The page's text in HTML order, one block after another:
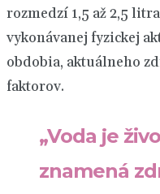
rozmedzí 1,5 až 2,5
vykonávanej fyzickej
obdobia, aktuálneho
faktorov.
„Voda je
znamená